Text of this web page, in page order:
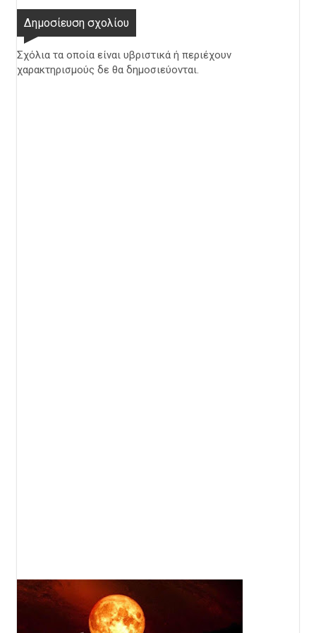
Δημοσίευση σχολίου
Σχόλια τα οποία είναι υβριστικά ή περιέχουν
χαρακτηρισμούς δε θα δημοσιεύονται.